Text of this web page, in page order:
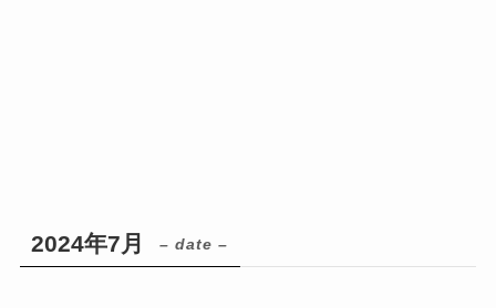
2024年7月 – date –